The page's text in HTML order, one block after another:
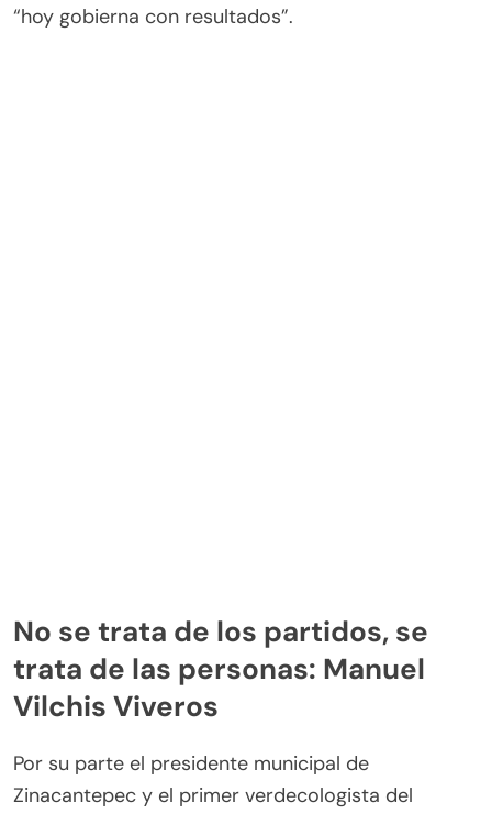
“hoy gobierna con resultados”.
No se trata de los partidos, se
trata de las personas: Manuel
Vilchis Viveros
Por su parte el presidente municipal de
Zinacantepec y el primer verdecologista del